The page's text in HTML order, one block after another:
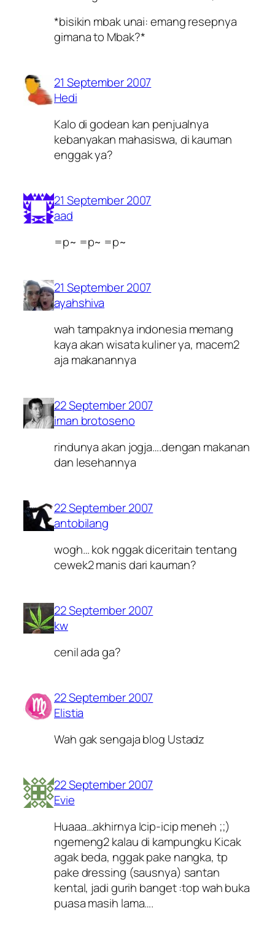
*bisikin mbak unai: emang resepnya
gimana to Mbak?*
21 September 2007
Hedi
Kalo di godean kan penjualnya
kebanyakan mahasiswa, di kauman
enggak ya?
21 September 2007
aad
=p~ =p~ =p~
21 September 2007
ayahshiva
wah tampaknya indonesia memang
kaya akan wisata kuliner ya, macem2
aja makanannya
22 September 2007
iman brotoseno
rindunya akan jogja….dengan makanan
dan lesehannya
22 September 2007
antobilang
wogh… kok nggak diceritain tentang
cewek2 manis dari kauman?
22 September 2007
kw
cenil ada ga?
22 September 2007
Elistia
Wah gak sengaja blog Ustadz
22 September 2007
Evie
Huaaa…akhirnya Icip-icip meneh ;;)
ngemeng2 kalau di kampungku Kicak
agak beda, nggak pake nangka, tp
pake dressing (sausnya) santan
kental, jadi gurih banget :top wah buka
puasa masih lama….